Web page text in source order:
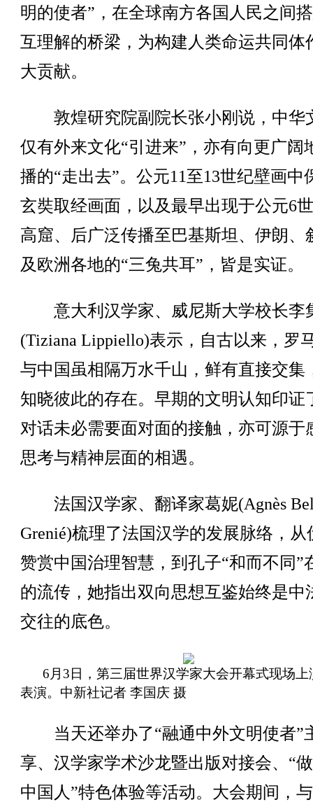
明的使者”，在全球南方各国人民之间
互理解的桥梁，为构建人类命运共同体
大贡献。
敦煌研究院副院长张小刚说，中华
仅有外来文化“引进来”，亦有向更广阔
播的“走出去”。公元11至13世纪壁画中
玄奘取经画面，以及最早出现于公元6
高窟、后广泛传播至巴基斯坦、伊朗、
及欧洲各地的“三兔共耳”，皆是实证。
意大利汉学家、威尼斯大学校长李
(Tiziana Lippiello)表示，自古以来，罗
与中国虽相隔万水千山，鲜有直接交集
知晓彼此的存在。早期的文明认知印证
对话未必需要面对面的接触，亦可源于
思考与精神层面的相遇。
法国汉学家、翻译家葛妮(Agnès
Grenié)梳理了法国汉学的发展脉络，从
赞赏中国治理智慧，到孔子“和而不同”
的流传，她指出双向思想互鉴始终是中
交往的底色。
6月3日，第三届世界汉学家大会开幕式现场上
表演。中新社记者 李国庆 摄
当天还举办了“融通中外文明使者”
享、汉学家学术沙龙暨出版对接会、“
中国人”特色体验等活动。大会期间，